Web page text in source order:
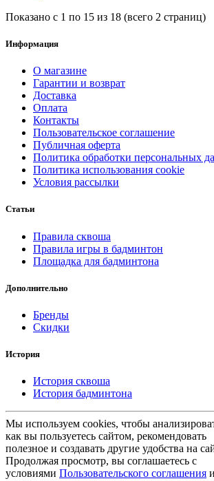
Показано с 1 по 15 из 18 (всего 2 страниц)
Информация
О магазине
Гарантии и возврат
Доставка
Оплата
Контакты
Пользовательское соглашение
Публичная оферта
Политика обработки персональных
Политика использования cookie
Условия рассылки
Статьи
Правила сквоша
Правила игры в бадминтон
Площадка для бадминтона
Дополнительно
Бренды
Скидки
История
История сквоша
История бадминтона
Мы используем cookies, чтобы
как вы пользуетесь сайтом, рекомендовать
полезное и создавать другие удобства на
Продолжая просмотр, вы соглашаетесь с
условиями Пользовательского соглашения